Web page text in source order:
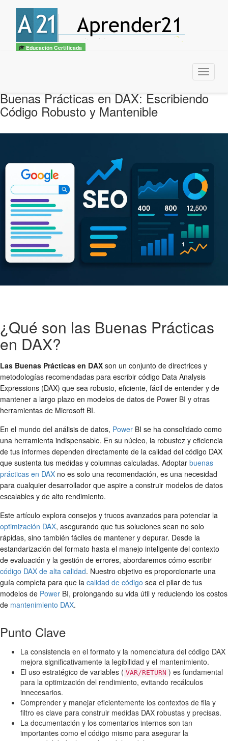
Educación Certificada
Menu
Buenas Prácticas en DAX: Escribiendo
Código Robusto y Mantenible
¿Qué son las Buenas Prácticas
en DAX?
Las Buenas Prácticas en DAX son un conjunto de directrices y
metodologías recomendadas para escribir código Data Analysis
Expressions (DAX) que sea robusto, eficiente, fácil de entender y de
mantener a largo plazo en modelos de datos de Power BI y otras
herramientas de Microsoft BI.
En el mundo del análisis de datos, Power BI se ha consolidado como
una herramienta indispensable. En su núcleo, la robustez y eficiencia
de tus informes dependen directamente de la calidad del código DAX
que sustenta tus medidas y columnas calculadas. Adoptar buenas
prácticas en DAX no es solo una recomendación, es una necesidad
para cualquier desarrollador que aspire a construir modelos de datos
escalables y de alto rendimiento.
Este artículo explora consejos y trucos avanzados para potenciar la
optimización DAX, asegurando que tus soluciones sean no solo
rápidas, sino también fáciles de mantener y depurar. Desde la
estandarización del formato hasta el manejo inteligente del contexto
de evaluación y la gestión de errores, abordaremos cómo escribir
código DAX de alta calidad. Nuestro objetivo es proporcionarte una
guía completa para que la calidad de código sea el pilar de tus
modelos de Power BI, prolongando su vida útil y reduciendo los costos
de mantenimiento DAX.
Punto Clave
La consistencia en el formato y la nomenclatura del código DAX
mejora significativamente la legibilidad y el mantenimiento.
El uso estratégico de variables ( VAR/RETURN ) es fundamental
para la optimización del rendimiento, evitando recálculos
innecesarios.
Comprender y manejar eficientemente los contextos de fila y
filtro es clave para construir medidas DAX robustas y precisas.
La documentación y los comentarios internos son tan
importantes como el código mismo para asegurar la